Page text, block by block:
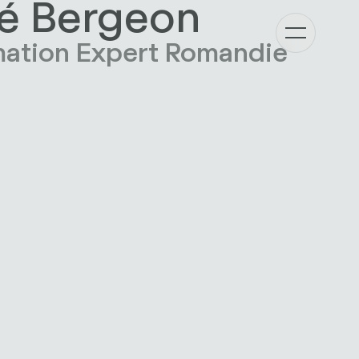
Bergeon
Expert Romandie